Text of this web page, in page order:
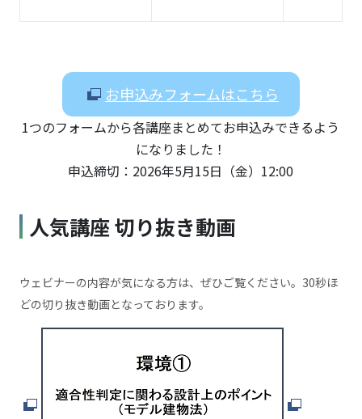
お申込みフォームはこちら
1つのフォームから各講座まとめてお申込みできるよう
になりました！
申込締切：2026年5月15日（金）12:00
人気講座 切り抜き動画
ウェビナーの内容が気になる方は、ぜひご覧ください。30秒ほ
どの切り抜き動画となっております。